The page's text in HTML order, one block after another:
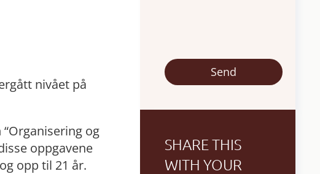
nivået på
og
oppgavene
opp til 21 år.
SHARE THIS
WITH YOUR